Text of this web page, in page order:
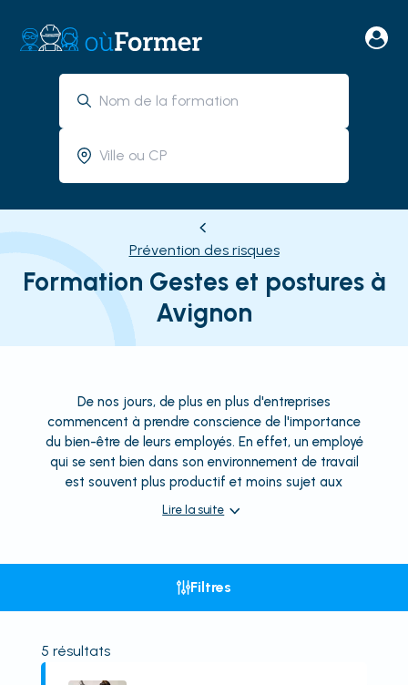
Prévention des risques
Formation Gestes et postures à
Avignon
De nos jours, de plus en plus d'entreprises
commencent à prendre conscience de l'importance
du bien-être de leurs employés. En effet, un employé
qui se sent bien dans son environnement de travail
est souvent plus productif et moins sujet aux
Lire la suite
Filtres
5 résultats